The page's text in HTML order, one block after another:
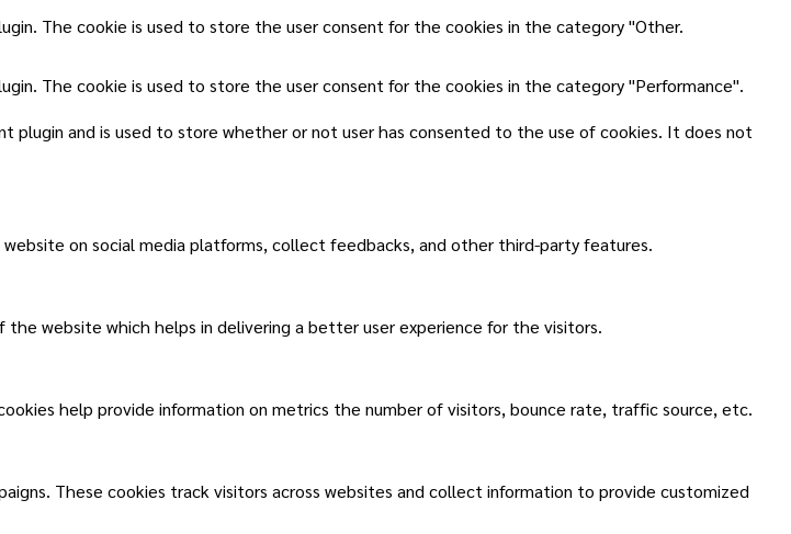
The cookie is used to store the user consent for the cookies in the category "Other.
The cookie is used to store the user consent for the cookies in the category "Performance".
plugin and is used to store whether or not user has consented to the use of cookies. It does not
on social media platforms, collect feedbacks, and other third-party features.
website which helps in delivering a better user experience for the visitors.
help provide information on metrics the number of visitors, bounce rate, traffic source, etc.
These cookies track visitors across websites and collect information to provide customized